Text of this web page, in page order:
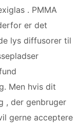
. PMMA
er det
lys diffusorer til
Men hvis dit
, der genbruger
gerne acceptere